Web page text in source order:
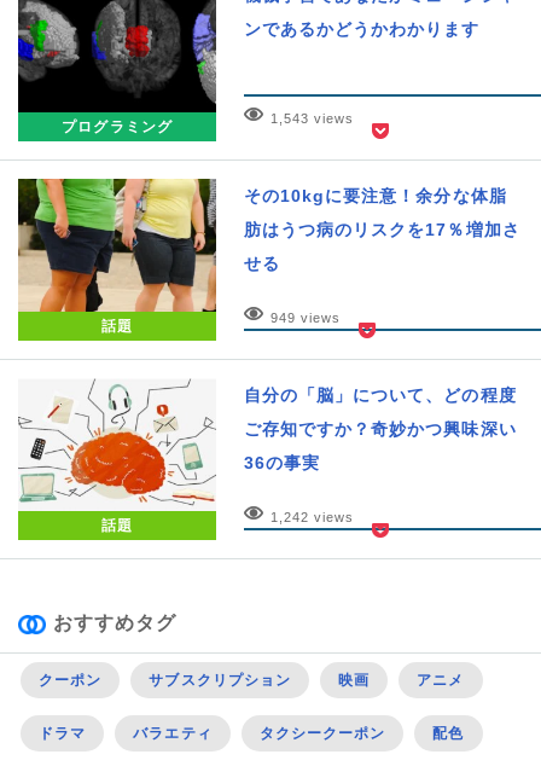
プログラミング
ンであるかどうかわかります
1,543 views
話題
その10kgに要注意！余分な体脂
肪はうつ病のリスクを17％増加さ
せる
949 views
話題
自分の「脳」について、どの程度
ご存知ですか？奇妙かつ興味深い
36の事実
1,242 views
おすすめタグ
クーポン サブスクリプション 映画 アニメ
ドラマ バラエティ タクシークーポン 配色